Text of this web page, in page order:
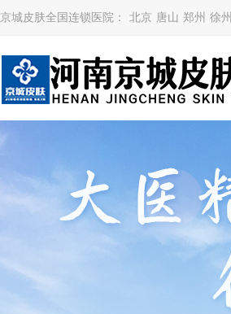
京城皮肤全国连锁医院： 北京 唐山 郑州 徐州